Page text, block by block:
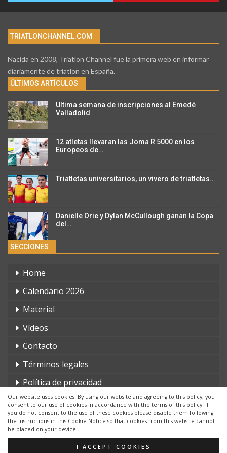
Our website uses cookies. By using our website and agreeing to this policy, you
consent to our use of cookies in accordance with the terms of this policy. If
you do not consent to the use of these cookies please disable them following
the instructions in this Cookie Notice so that cookies from this website cannot
be placed on your device.
I ACCEPT COOKIES
TRIATLONCHANNEL.COM
Nacida en 2008, Triatlon Channel fue la primera web en informar
diariamente de triatlon en España.
ÚLTIMOS ARTÍCULOS
Ultima semana de inscripciones al Emedé
Valladolid
12 atletas llevaran las Joma R 5000 en los
Europeos de…
Triatletas universitarios, un vivero de triatletas…
Danielle Orie y Dylan McCullough ganan la Copa
del…
SECCIONES
Home
Calendario 2026
Material
Vídeos
Contacto
Términos legales
Política de privacidad
© 2026 - triatlonchannel.com. Todos los derechos reservados.
Página web creada por:Whyaweb.es